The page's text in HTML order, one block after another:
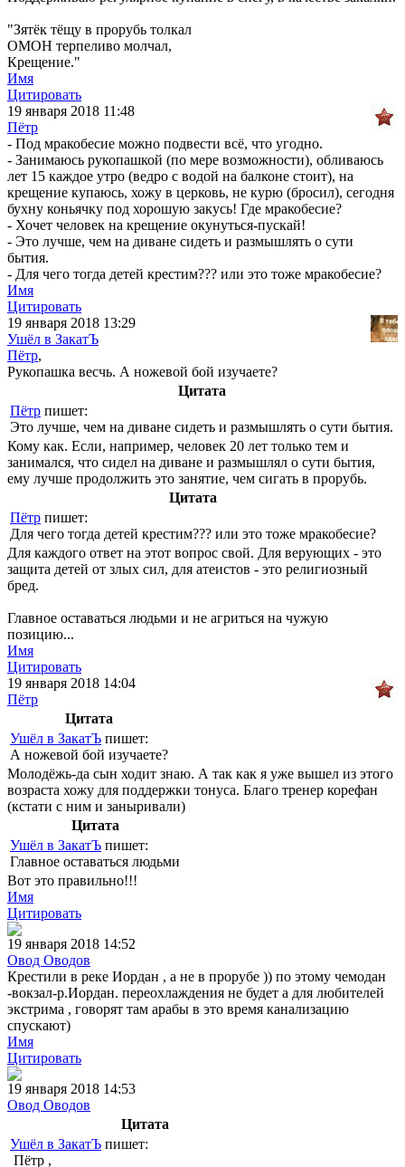
"Зятёк тёщу в прорубь толкал
ОМОН терпеливо молчал,
Крещение."
Имя
Цитировать
19 января 2018 11:48
Пётр
- Под мракобесие можно подвести всё, что угодно.
- Занимаюсь рукопашкой (по мере возможности), обливаюсь
лет 15 каждое утро (ведро с водой на балконе стоит), на
крещение купаюсь, хожу в церковь, не курю (бросил), сегодня
бухну коньячку под хорошую закусь! Где мракобесие?
- Хочет человек на крещение окунуться-пускай!
- Это лучше, чем на диване сидеть и размышлять о сути
бытия.
- Для чего тогда детей крестим??? или это тоже мракобесие?
Имя
Цитировать
19 января 2018 13:29
Ушёл в ЗакатЪ
Пётр,
Рукопашка весчь. А ножевой бой изучаете?
Цитата
Пётр пишет:
Это лучше, чем на диване сидеть и размышлять о сути бытия.
Кому как. Если, например, человек 20 лет только тем и
занимался, что сидел на диване и размышлял о сути бытия,
ему лучше продолжить это занятие, чем сигать в прорубь.
Цитата
Пётр пишет:
Для чего тогда детей крестим??? или это тоже мракобесие?
Для каждого ответ на этот вопрос свой. Для верующих - это
защита детей от злых сил, для атеистов - это религиозный
бред.
Главное оставаться людьми и не агриться на чужую
позицию...
Имя
Цитировать
19 января 2018 14:04
Пётр
Цитата
Ушёл в ЗакатЪ пишет:
А ножевой бой изучаете?
Молодёжь-да сын ходит знаю. А так как я уже вышел из этого
возраста хожу для поддержки тонуса. Благо тренер корефан
(кстати с ним и заныривали)
Цитата
Ушёл в ЗакатЪ пишет:
Главное оставаться людьми
Вот это правильно!!!
Имя
Цитировать
19 января 2018 14:52
Овод Оводов
Крестили в реке Иордан , а не в прорубе )) по этому чемодан
-вокзал-р.Иордан. переохлаждения не будет а для любителей
экстрима , говорят там арабы в это время канализацию
спускают)
Имя
Цитировать
19 января 2018 14:53
Овод Оводов
Цитата
Ушёл в ЗакатЪ пишет:
Пётр ,